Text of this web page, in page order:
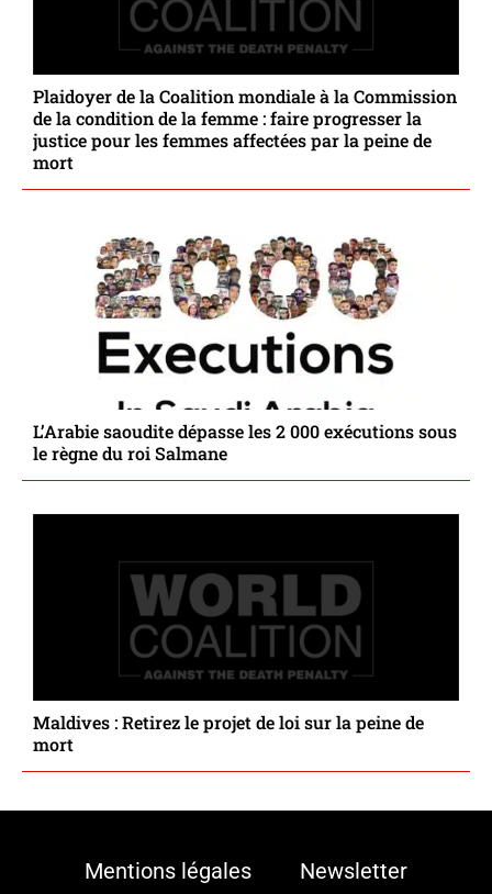
Plaidoyer de la Coalition mondiale à la Commission
de la condition de la femme : faire progresser la
justice pour les femmes affectées par la peine de
mort
L’Arabie saoudite dépasse les 2 000 exécutions sous
le règne du roi Salmane
Maldives : Retirez le projet de loi sur la peine de
mort
Mentions légales Newsletter